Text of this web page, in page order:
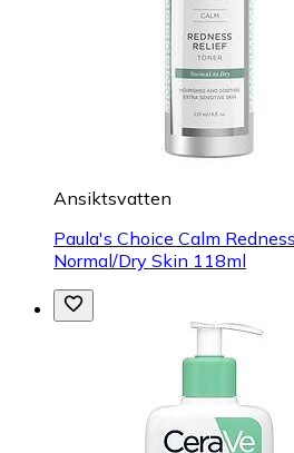
Ansiktsvatten
Paula's Choice Calm
Normal/Dry Skin 118ml